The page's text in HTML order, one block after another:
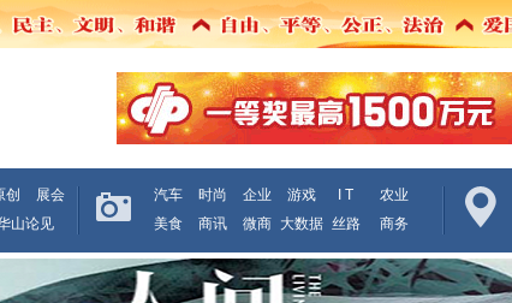
创
展会
山论见
汽车 时尚 企业 游戏 I T
农业
美食
商讯 微商 大数据 丝路 商务